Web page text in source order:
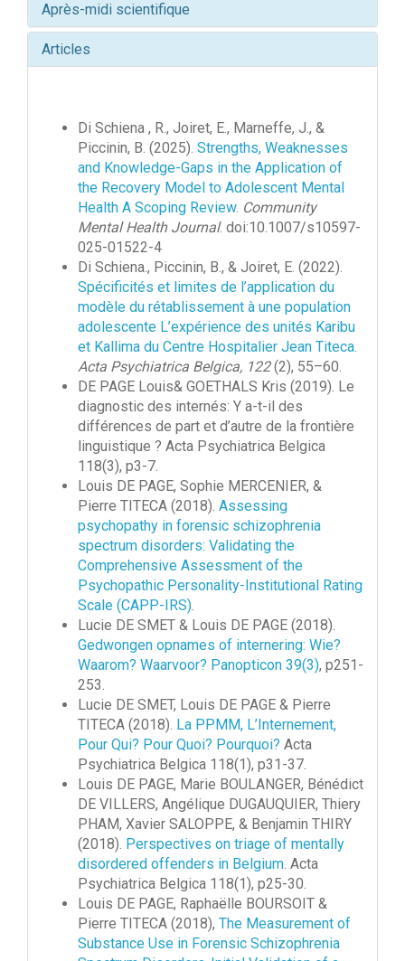
Après-midi scientifique
Articles
Di Schiena , R., Joiret, E., Marneffe, J., &
Piccinin, B. (2025). Strengths, Weaknesses
and Knowledge-Gaps in the Application of
the Recovery Model to Adolescent Mental
Health A Scoping Review. Community
Mental Health Journal. doi:10.1007/s10597-
025-01522-4
Di Schiena., Piccinin, B., & Joiret, E. (2022).
Spécificités et limites de l’application du
modèle du rétablissement à une population
adolescente L’expérience des unités Karibu
et Kallima du Centre Hospitalier Jean Titeca.
Acta Psychiatrica Belgica, 122(2), 55–60.
DE PAGE Louis& GOETHALS Kris (2019). Le
diagnostic des internés: Y a-t-il des
différences de part et d’autre de la frontière
linguistique ? Acta Psychiatrica Belgica
118(3), p3-7.
Louis DE PAGE, Sophie MERCENIER, &
Pierre TITECA (2018). Assessing
psychopathy in forensic schizophrenia
spectrum disorders: Validating the
Comprehensive Assessment of the
Psychopathic Personality-Institutional Rating
Scale (CAPP-IRS).
Lucie DE SMET & Louis DE PAGE (2018).
Gedwongen opnames of internering: Wie?
Waarom? Waarvoor? Panopticon 39(3), p251-
253.
Lucie DE SMET, Louis DE PAGE & Pierre
TITECA (2018). La PPMM, L’Internement,
Pour Qui? Pour Quoi? Pourquoi? Acta
Psychiatrica Belgica 118(1), p31-37.
Louis DE PAGE, Marie BOULANGER, Bénédict
DE VILLERS, Angélique DUGAUQUIER, Thiery
PHAM, Xavier SALOPPE, & Benjamin THIRY
(2018). Perspectives on triage of mentally
disordered offenders in Belgium. Acta
Psychiatrica Belgica 118(1), p25-30.
Louis DE PAGE, Raphaëlle BOURSOIT &
Pierre TITECA (2018), The Measurement of
Substance Use in Forensic Schizophrenia